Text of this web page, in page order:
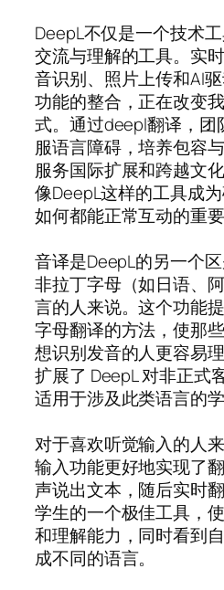
DeepL不仅是一个技术
交流与理解的工具。实
音识别、照片上传和AI
功能的整合，正在改变
式。通过deepl翻译，团
服语言障碍，培养包容
服务国际扩展和跨越文
像DeepL这样的工具成
如何都能正常互动的重要
音译是DeepL的另一个
非拉丁字母（如日语、
言的人来说。这个功能
字母翻译的方法，使那
想识别发音的人更容易
扩展了 DeepL 对非正式
适用于涉及此类语言的
对于喜欢听觉输入的人
输入功能更好地实现了
声说出文本，随后实时
学生的一个极佳工具，
和理解能力，同时看到
成不同的语言。